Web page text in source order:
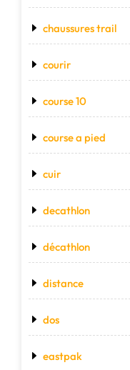
chaussures trail
courir
course 10
course a pied
cuir
decathlon
décathlon
distance
dos
eastpak